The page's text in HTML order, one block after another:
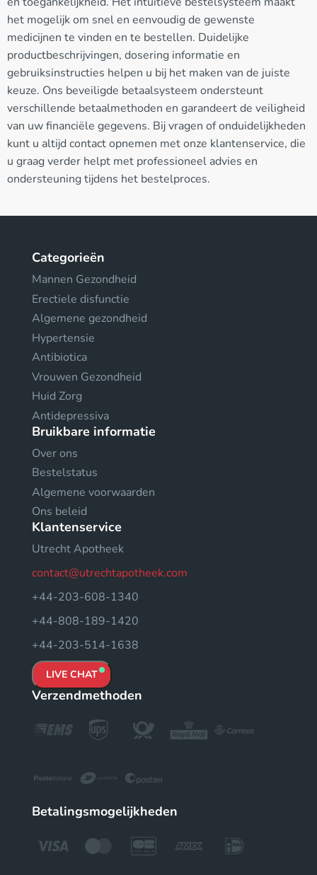
het mogelijk om snel en eenvoudig de gewenste
medicijnen te vinden en te bestellen. Duidelijke
productbeschrijvingen, dosering informatie en
gebruiksinstructies helpen u bij het maken van de juiste
keuze. Ons beveiligde betaalsysteem ondersteunt
verschillende betaalmethoden en garandeert de veiligheid
van uw financiële gegevens. Bij vragen of onduidelijkheden
kunt u altijd contact opnemen met onze klantenservice, die
u graag verder helpt met professioneel advies en
ondersteuning tijdens het bestelproces.
Categorieën
Mannen Gezondheid
Erectiele disfunctie
Algemene gezondheid
Hypertensie
Antibiotica
Vrouwen Gezondheid
Huid Zorg
Antidepressiva
Bruikbare informatie
Over ons
Bestelstatus
Algemene voorwaarden
Ons beleid
Klantenservice
Utrecht Apotheek
contact@utrechtapotheek.com
+44-203-608-1340
+44-808-189-1420
+44-203-514-1638
LIVE CHAT
Verzendmethoden
Betalingsmogelijkheden